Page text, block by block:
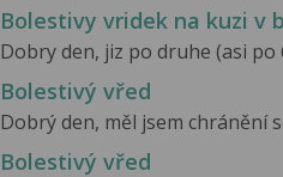
Bolestivy vridek na kuzi v
Dobry den, jiz po druhe (asi po
Bolestivý vřed
Dobrý den, měl jsem chránění
Bolestivý vřed